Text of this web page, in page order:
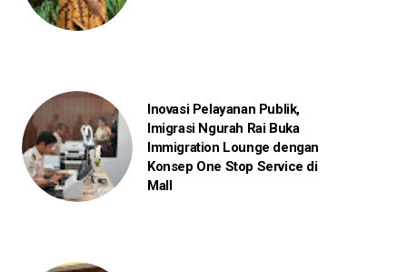
Inovasi Pelayanan Publik,
Imigrasi Ngurah Rai Buka
Immigration Lounge dengan
Konsep One Stop Service di
Mall